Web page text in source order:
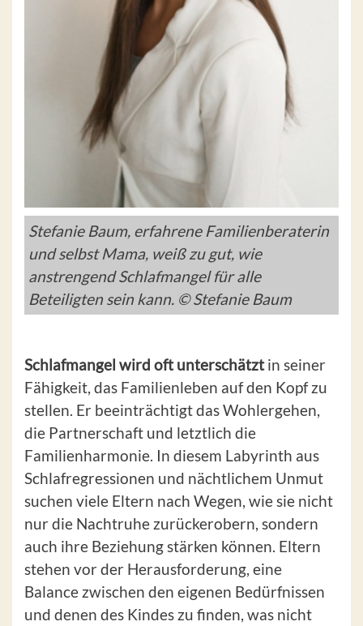
Stefanie Baum, erfahrene Familienberaterin
und selbst Mama, weiß zu gut, wie
anstrengend Schlafmangel für alle
Beteiligten sein kann. © Stefanie Baum
Schlafmangel wird oft unterschätztin seiner
Fähigkeit, das Familienleben auf den Kopf zu
stellen. Er beeinträchtigt das Wohlergehen,
die Partnerschaft und letztlich die
Familienharmonie. In diesem Labyrinth aus
Schlafregressionen und nächtlichem Unmut
suchen viele Eltern nach Wegen, wie sie nicht
nur die Nachtruhe zurückerobern, sondern
auch ihre Beziehung stärken können. Eltern
stehen vor der Herausforderung, eine
Balance zwischen den eigenen Bedürfnissen
und denen des Kindes zu finden, was nicht